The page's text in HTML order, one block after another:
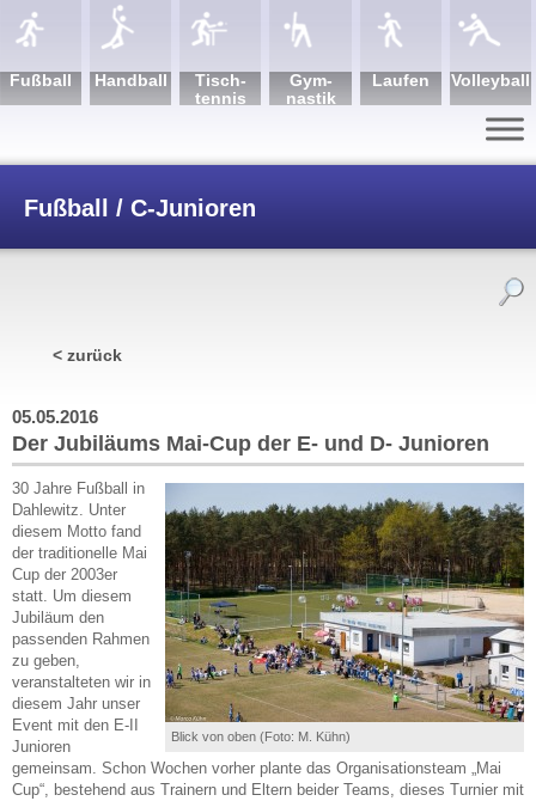
Fuß­ball Hand­ball
Tisch­
tennis
Gym­
nastik
Lau­fen Volley­ball
Fußball / C-Junioren
< zurück
05.05.2016
Der Jubiläums Mai-Cup der E- und D- Junioren
Blick von oben (Foto: M. Kühn)
30 Jahre Fußball in
Dahlewitz. Unter
diesem Motto fand
der traditionelle Mai
Cup der 2003er
statt. Um diesem
Jubiläum den
passenden Rahmen
zu geben,
veranstalteten wir in
diesem Jahr unser
Event mit den E-II
Junioren
gemeinsam. Schon Wochen vorher plante das Organisationsteam „Mai
Cup“, bestehend aus Trainern und Eltern beider Teams, dieses Turnier mit